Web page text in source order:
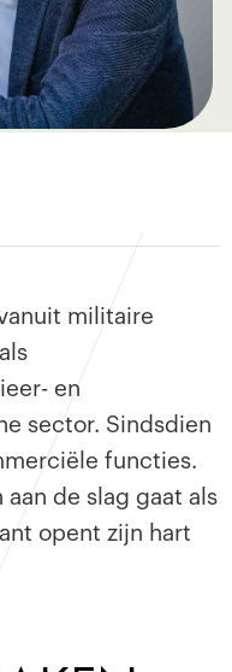
militaire
en
sector. Sindsdien
functies.
de slag gaat als
opent zijn hart